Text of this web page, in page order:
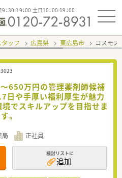
9：30-19：00 土日10：00-19：00
ッフ 広島県 東広島市 コスモ
～650万円の管理薬剤師候補
日や手厚い福利厚生が魅力
でスキルアップを目指せま
す。
局 正社員
検討リストに
追加